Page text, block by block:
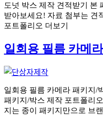
도넛 박스 제작 견적받기 본
받아보세요! 자료 첨부는 견
포트폴리오 더보기
일회용 필름 카메
일회용 필름 카메라 패키지/
패키지/박스 제작 포트폴리
지는 종이 패키지만으로 브